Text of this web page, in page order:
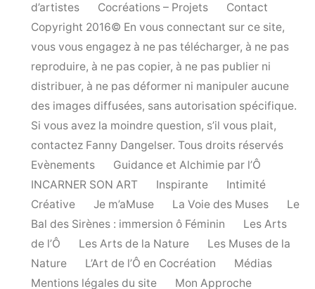
d’artistes
Cocréations – Projets
Contact
Copyright 2016© En vous connectant sur ce site,
vous vous engagez à ne pas télécharger, à ne pas
reproduire, à ne pas copier, à ne pas publier ni
distribuer, à ne pas déformer ni manipuler aucune
des images diffusées, sans autorisation spécifique.
Si vous avez la moindre question, s’il vous plait,
contactez Fanny Dangelser. Tous droits réservés
Evènements
Guidance et Alchimie par l’Ô
INCARNER SON ART
Inspirante
Intimité
Créative
Je m’aMuse La Voie des Muses
Le
Bal des Sirènes : immersion ô Féminin
Les Arts
de l’Ô
Les Arts de la Nature
Les Muses de la
Nature
L’Art de l’Ô en Cocréation
Médias
Mentions légales du site
Mon Approche